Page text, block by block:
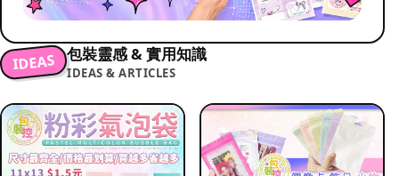
IDEAS 包裝靈感 & 實用知識
IDEAS & ARTICLES